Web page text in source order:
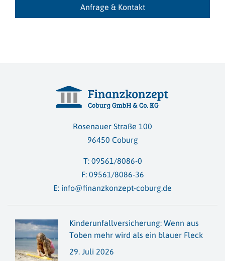
Anfrage & Kontakt
Rosenauer Straße 100
96450 Coburg
T: 09561/8086-0
F: 09561/8086-36
E: info@finanzkonzept-coburg.de
Kinderunfallversicherung: Wenn aus
Toben mehr wird als ein blauer Fleck
29. Juli 2026